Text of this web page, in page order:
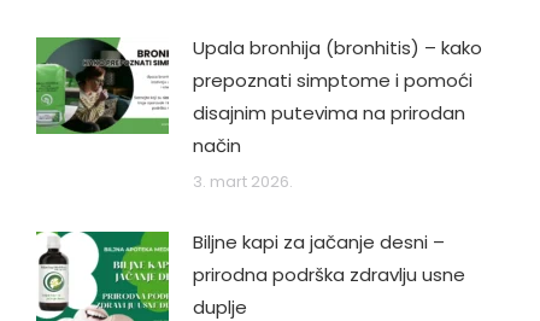
Upala bronhija (bronhitis) – kako
prepoznati simptome i pomoći
disajnim putevima na prirodan
način
3. mart 2026.
Biljne kapi za jačanje desni –
prirodna podrška zdravlju usne
duplje